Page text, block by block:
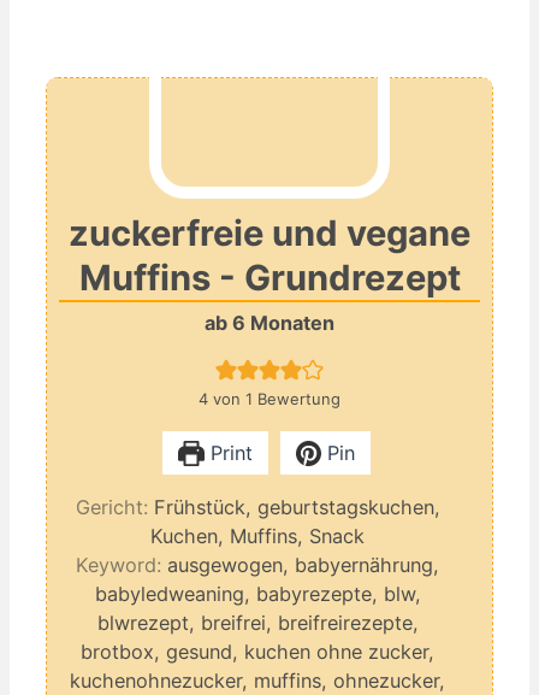
zuckerfreie und vegane
Muffins - Grundrezept
ab 6 Monaten
4 von 1 Bewertung
Print Pin
Gericht: Frühstück, geburtstagskuchen,
Kuchen, Muffins, Snack
Keyword: ausgewogen, babyernährung,
babyledweaning, babyrezepte, blw,
blwrezept, breifrei, breifreirezepte,
brotbox, gesund, kuchen ohne zucker,
kuchenohnezucker, muffins, ohnezucker,